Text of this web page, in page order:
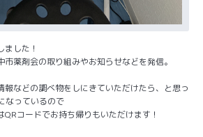
した！
薬剤会の取り組みやお知らせなどを発信。
報などの調べ物をしにきていただけたら、と思っ
なっているので
コードでお持ち帰りもいただけます！